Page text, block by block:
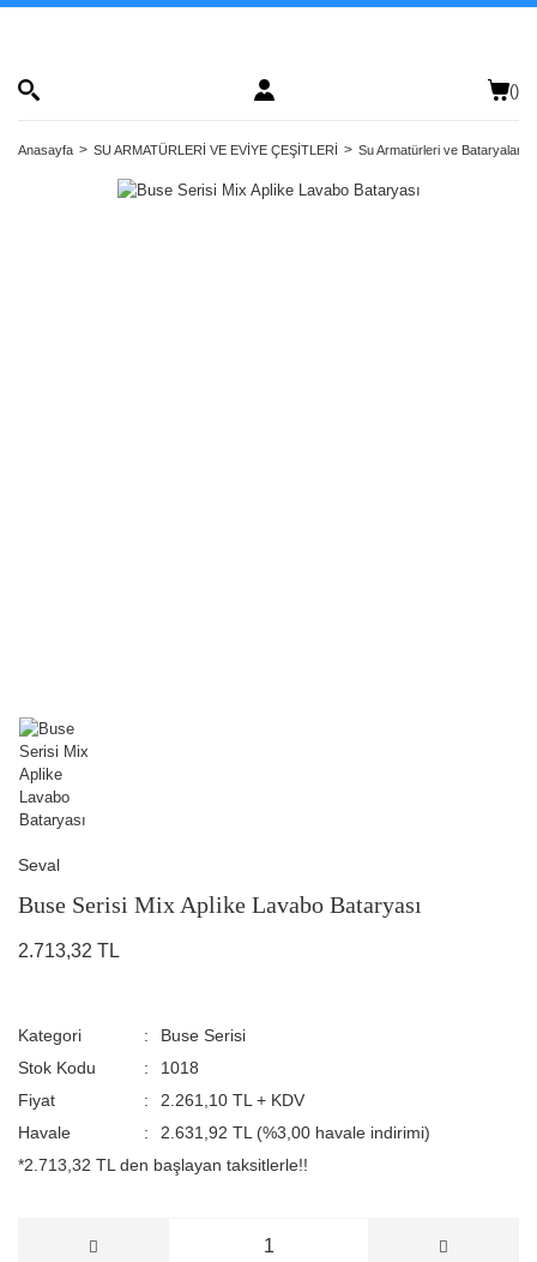
()
Anasayfa SU ARMATÜRLERİ VE EVİYE ÇEŞİTLERİ Su Armatürleri ve Bataryalar
Seval
Buse Serisi Mix Aplike Lavabo Bataryası
2.713,32 TL
Kategori
Buse Serisi
Stok Kodu
1018
Fiyat
2.261,10 TL + KDV
Havale
2.631,92 TL (%3,00 havale indirimi)
*2.713,32 TL den başlayan taksitlerle!!